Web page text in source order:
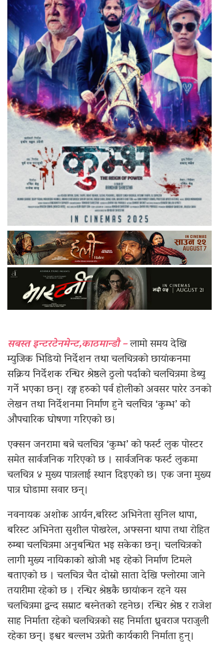
सबस्त इन्टरटेनमेन्ट,काठमान्डौ –लामो समय देखि
म्युजिक भिडियो निर्देशन तथा चलचित्रको छायांकनमा
सक्रिय निर्देशक रन्धिर श्रेष्ठले ठुलो पर्दाको चलचित्रमा डेब्यु
गर्ने भएका छन्। रङ्ग हरुको पर्व होलीको अवसर पारेर उनको
लेखन तथा निर्देशनमा निर्माण हुने चलचित्र ‘कुम्भ’ को
औपचारिक घोषणा गरिएको छ।
एक्सन जनरामा बन्ने चलचित्र ‘कुम्भ’ को फर्स्ट लुक पोस्टर
समेत सार्वजनिक गरिएको छ । सार्वजनिक फर्स्ट लुकमा
चलचित्र ४ मुख्य पात्रलाई स्थान दिइएको छ। एक जना मुख्य
पात्र घोडामा सवार छन्।
नवनायक अशोक आर्यन,बरिस्ट अभिनेता सुनिल थापा,
बरिस्ट अभिनेता सुशील पोखरेल, अफ्सना थापा तथा रोहित
रुम्बा चलचित्रमा अनुबन्धित भइ सकेका छन्। चलचित्रको
लागी मुख्य नायिकाको खोजी भइ रहेको निर्माण टिमले
बताएको छ । चलचित्र चैत दोस्रो साता देखि फ्लोरमा जाने
तयारीमा रहेको छ । रन्धिर श्रेष्ठकै छायांकन रहने यस
चलचित्रमा द्वन्द सम्राट बस्नेतको रहनेछ। रन्धिर श्रेष्ठ र राजेश
साह निर्माता रहेको चलचित्रको सह निर्माता ध्रुवराज पराजुली
रहेका छन्। इश्वर बल्लभ उप्रेती कार्यकारी निर्माता हुन्।